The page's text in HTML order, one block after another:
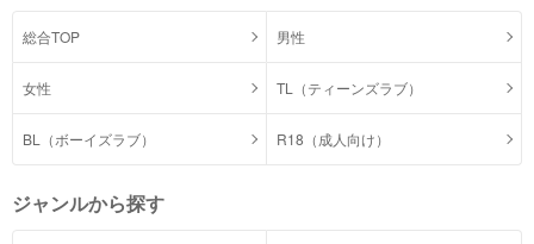
総合TOP 男性
女性 TL（ティーンズラブ）
BL（ボーイズラブ） R18（成人向け）
ジャンルから探す